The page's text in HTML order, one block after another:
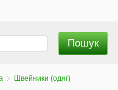
Швейники (одяг)